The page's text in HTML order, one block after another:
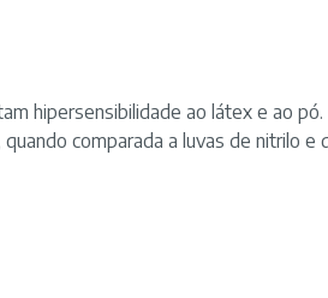
hipersensibilidade ao látex e ao pó.
comparada a luvas de nitrilo e